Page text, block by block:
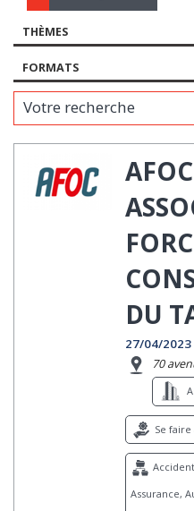
THÈMES
FORMATS
Votre recherche
DU
27/04/2023
70
Se
Assurance,